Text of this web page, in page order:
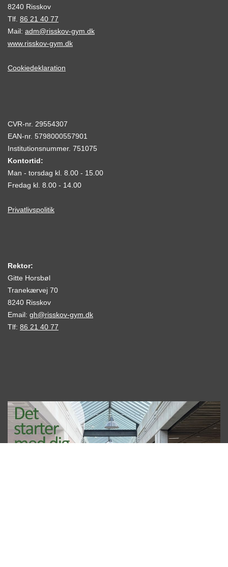
8240 Risskov
Tlf. 86 21 40 77
Mail: adm@risskov-gym.dk
www.risskov-gym.dk
Cookiedeklaration
CVR-nr. 29554307
EAN-nr. 5798000557901
Institutionsnummer. 751075
Kontortid:
Man - torsdag kl. 8.00 - 15.00
Fredag kl. 8.00 - 14.00
Privatlivspolitik
Rektor:
Gitte Horsbøl
Tranekærvej 70
8240 Risskov
Email: gh@risskov-gym.dk
Tlf: 86 21 40 77